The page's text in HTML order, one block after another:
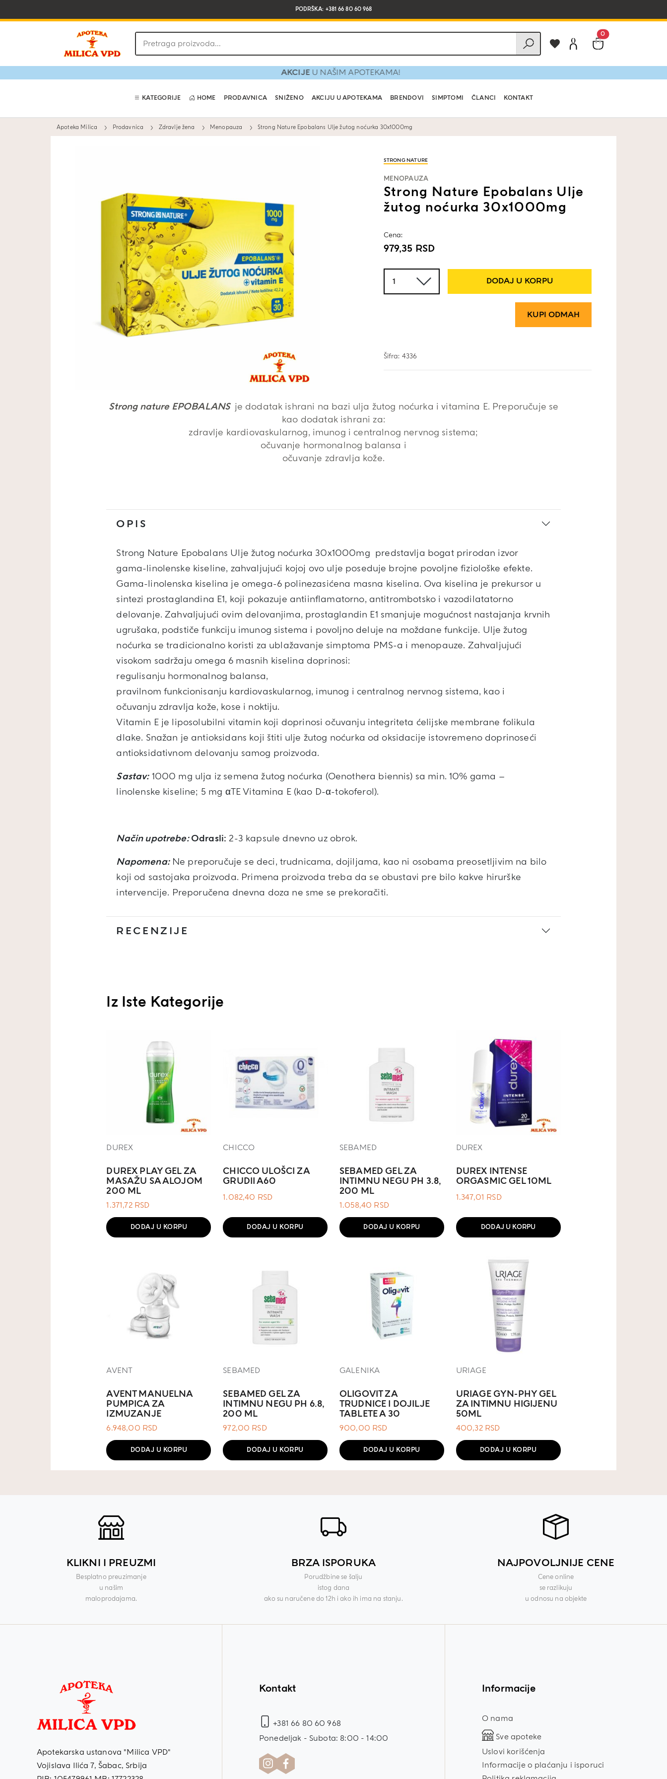
PODRŠKA: +381 66 80 60 968
Pretraga
proizvoda
0
AKCIJEU NAŠIM APOTEKAMA!
KATEGORIJE HOME PRODAVNICA SNIŽENO AKCIJU U APOTEKAMA BRENDOVI SIMPTOMI ČLANCI KONTAKT
Apoteka Milica Prodavnica Zdravlje žena Menopauza Strong Nature Epobalans Ulje žutog noćurka 30x1000mg
STRONG NATURE
MENOPAUZA
Strong Nature Epobalans Ulje
žutog noćurka 30x1000mg
Cena:
979,35 RSD
DODAJ U KORPU
KUPI ODMAH
Šifra: 4336
Strong nature EPOBALANS je dodatak ishrani na bazi ulja žutog noćurka i vitamina E. Preporučuje se
kao dodatak ishrani za:
zdravlje kardiovaskularnog, imunog i centralnog nervnog sistema;
očuvanje hormonalnog balansa i
očuvanje zdravlja kože.
OPIS
Strong Nature Epobalans Ulje žutog noćurka 30x1000mg predstavlja bogat prirodan izvor
gama-linolenske kiseline, zahvaljujući kojoj ovo ulje poseduje brojne povoljne fiziološke efekte.
Gama-linolenska kiselina je omega-6 polinezasićena masna kiselina. Ova kiselina je prekursor u
sintezi prostaglandina E1, koji pokazuje antiinflamatorno, antitrombotsko i vazodilatatorno
delovanje. Zahvaljujući ovim delovanjima, prostaglandin E1 smanjuje mogućnost nastajanja krvnih
ugrušaka, podstiče funkciju imunog sistema i povoljno deluje na moždane funkcije. Ulje žutog
noćurka se tradicionalno koristi za ublažavanje simptoma PMS-a i menopauze. Zahvaljujući
visokom sadržaju omega 6 masnih kiselina doprinosi:
regulisanju hormonalnog balansa,
pravilnom funkcionisanju kardiovaskularnog, imunog i centralnog nervnog sistema, kao i
očuvanju zdravlja kože, kose i noktiju.
Vitamin E je liposolubilni vitamin koji doprinosi očuvanju integriteta ćelijske membrane folikula
dlake. Snažan je antioksidans koji štiti ulje žutog noćurka od oksidacije istovremeno doprinoseći
antioksidativnom delovanju samog proizvoda.
Sastav:1000 mg ulja iz semena žutog noćurka (Oenothera biennis) sa min. 10% gama –
linolenske kiseline; 5 mg αTE Vitamina E (kao D-α-tokoferol).
Način upotrebe:Odrasli: 2-3 kapsule dnevno uz obrok.
Napomena:Ne preporučuje se deci, trudnicama, dojiljama, kao ni osobama preosetljivim na bilo
koji od sastojaka proizvoda. Primena proizvoda treba da se obustavi pre bilo kakve hirurške
intervencije. Preporučena dnevna doza ne sme se prekoračiti.
RECENZIJE
Iz Iste Kategorije
DUREX
DUREX PLAY GEL ZA
MASAŽU SA ALOJOM
200 ML
1.371,72 RSD
DODAJ U KORPU
CHICCO
CHICCO ULOŠCI ZA
GRUDII A60
1.082,40 RSD
DODAJ U KORPU
SEBAMED
SEBAMED GEL ZA
INTIMNU NEGU PH 3.8,
200 ML
1.058,40 RSD
DODAJ U KORPU
DUREX
DUREX INTENSE
ORGASMIC GEL 10ML
1.347,01 RSD
DODAJ U KORPU
AVENT
AVENT MANUELNA
PUMPICA ZA
IZMUZANJE
6.948,00 RSD
DODAJ U KORPU
SEBAMED
SEBAMED GEL ZA
INTIMNU NEGU PH 6.8,
200 ML
972,00 RSD
DODAJ U KORPU
GALENIKA
OLIGOVIT ZA
TRUDNICE I DOJILJE
TABLETE A 30
900,00 RSD
DODAJ U KORPU
URIAGE
URIAGE GYN-PHY GEL
ZA INTIMNU HIGIJENU
50ML
400,32 RSD
DODAJ U KORPU
KLIKNI I PREUZMI
Besplatno preuzimanje
u našim
maloprodajama.
BRZA ISPORUKA
Porudžbine se šalju
istog dana
ako su naručene do 12h i ako ih ima na stanju.
NAJPOVOLJNIJE CENE
Cene online
se razlikuju
u odnosu na objekte
Apotekarska ustanova "Milica VPD"
Vojislava Ilića 7, Šabac, Srbija
Kontakt
+381 66 80 60 968
Ponedeljak - Subota: 8:00 - 14:00
Informacije
O nama
Sve apoteke
Uslovi korišćenja
Informacije o plaćanju i isporuci